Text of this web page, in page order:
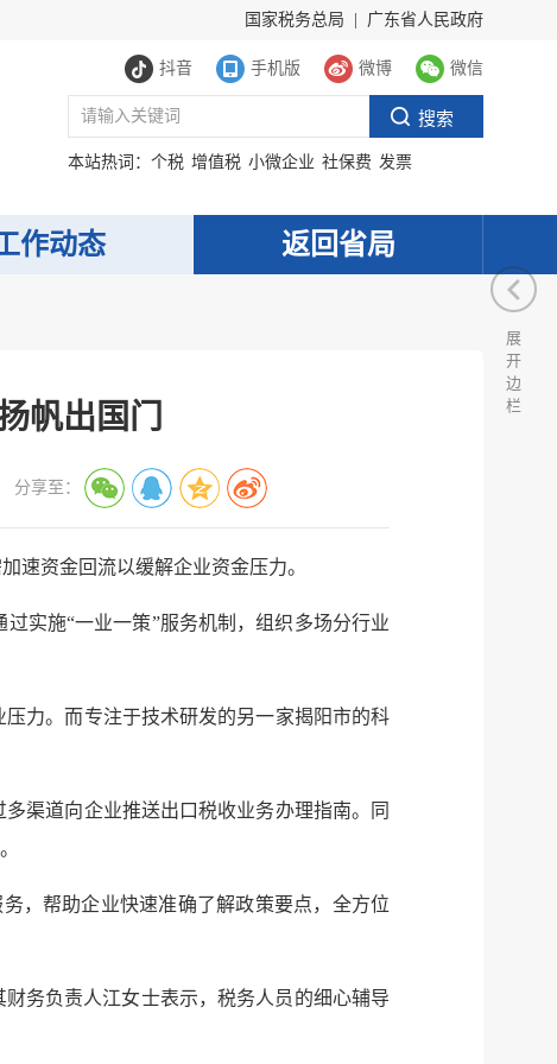
国家税务总局 广东省人民政府
抖音 手机版 微博 微信
本站热词： 个税 增值税 小微企业 社保费 发票
作动态 返回省局
帆出国门
分享至：
速资金回流以缓解企业资金压力。
实施“一业一策”服务机制，组织多场分行业
力。而专注于技术研发的另一家揭阳市的科
渠道向企业推送出口税收业务办理指南。同
，帮助企业快速准确了解政策要点，全方位
务负责人江女士表示，税务人员的细心辅导
展
开
边
栏